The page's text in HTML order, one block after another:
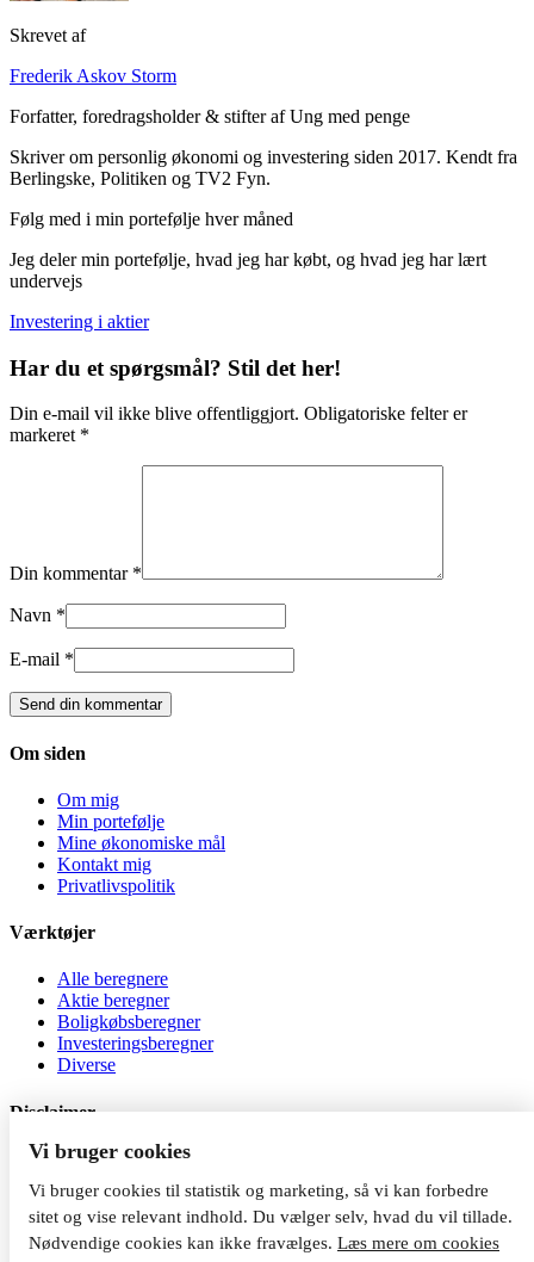
Skrevet af
Frederik Askov Storm
Forfatter, foredragsholder & stifter af Ung med penge
Skriver om personlig økonomi og investering siden 2017. Kendt fra
Berlingske, Politiken og TV2 Fyn.
Følg med i min portefølje hver måned
Jeg deler min portefølje, hvad jeg har købt, og hvad jeg har lært
undervejs
Investering i aktier
Har du et spørgsmål? Stil det her!
Din e-mail vil ikke blive offentliggjort. Obligatoriske felter er
markeret *
Din kommentar *
Navn *
E-mail *
Om siden
Om mig
Min portefølje
Mine økonomiske mål
Kontakt mig
Privatlivspolitik
Værktøjer
Alle beregnere
Aktie beregner
Boligkøbsberegner
Investeringsberegner
Diverse
Disclaimer
Al investering er behæftet med risiko. Jeg er ikke
investeringsrådgiver, og indholdet på siden må ikke betragtes som
investeringsrådgivning. Du kan tabe dine penge, når du investerer.
Vi bruger cookies
Vi bruger cookies til statistik og marketing, så vi kan forbedre
sitet og vise relevant indhold. Du vælger selv, hvad du vil tillade.
Nødvendige cookies kan ikke fravælges. Læs mere om cookies